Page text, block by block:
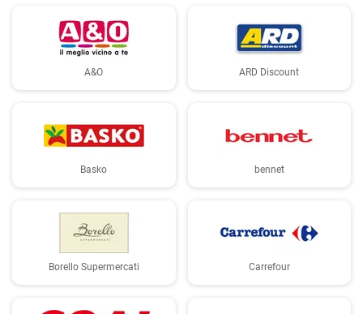
A&O ARD Discount
Basko bennet
Borello Supermercati Carrefour